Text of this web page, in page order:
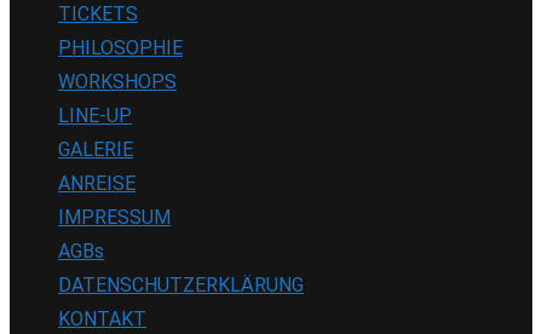
TICKETS
PHILOSOPHIE
WORKSHOPS
LINE-UP
GALERIE
ANREISE
IMPRESSUM
AGBs
DATENSCHUTZERKLÄRUNG
KONTAKT